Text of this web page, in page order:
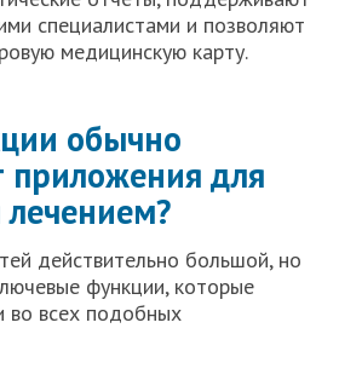
специалистами и позволяют
медицинскую карту.
обычно
приложения для
действительно большой, но
функции, которые
во всех подобных